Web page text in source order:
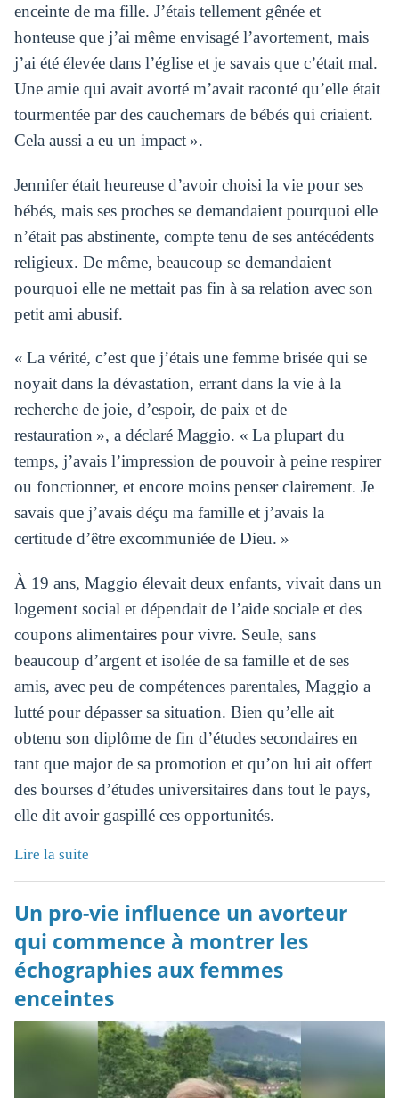
enceinte de ma fille. J’étais tellement gênée et
honteuse que j’ai même envisagé l’avortement, mais
j’ai été élevée dans l’église et je savais que c’était mal.
Une amie qui avait avorté m’avait raconté qu’elle était
tourmentée par des cauchemars de bébés qui criaient.
Cela aussi a eu un impact ».
Jennifer était heureuse d’avoir choisi la vie pour ses
bébés, mais ses proches se demandaient pourquoi elle
n’était pas abstinente, compte tenu de ses antécédents
religieux. De même, beaucoup se demandaient
pourquoi elle ne mettait pas fin à sa relation avec son
petit ami abusif.
« La vérité, c’est que j’étais une femme brisée qui se
noyait dans la dévastation, errant dans la vie à la
recherche de joie, d’espoir, de paix et de
restauration », a déclaré Maggio. « La plupart du
temps, j’avais l’impression de pouvoir à peine respirer
ou fonctionner, et encore moins penser clairement. Je
savais que j’avais déçu ma famille et j’avais la
certitude d’être excommuniée de Dieu. »
À 19 ans, Maggio élevait deux enfants, vivait dans un
logement social et dépendait de l’aide sociale et des
coupons alimentaires pour vivre. Seule, sans
beaucoup d’argent et isolée de sa famille et de ses
amis, avec peu de compétences parentales, Maggio a
lutté pour dépasser sa situation. Bien qu’elle ait
obtenu son diplôme de fin d’études secondaires en
tant que major de sa promotion et qu’on lui ait offert
des bourses d’études universitaires dans tout le pays,
elle dit avoir gaspillé ces opportunités.
Lire la suite
Un pro-vie influence un avorteur
qui commence à montrer les
échographies aux femmes
enceintes